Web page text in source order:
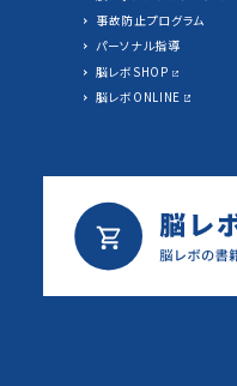
事故防止プログラム
パーソナル指導
脳レボSHOP
脳レボONLINE